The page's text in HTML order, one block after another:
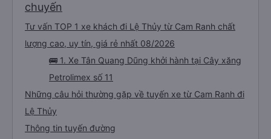
chuyến
Tư vấn TOP 1 xe khách đi Lệ Thủy từ Cam Ranh chất
lượng cao, uy tín, giá rẻ nhất 08/2026
🚌 1. Xe Tân Quang Dũng khởi hành tại Cây xăng
Petrolimex số 11
Những câu hỏi thường gặp về tuyến xe từ Cam Ranh đi
Lệ Thủy
Thông tin tuyến đường